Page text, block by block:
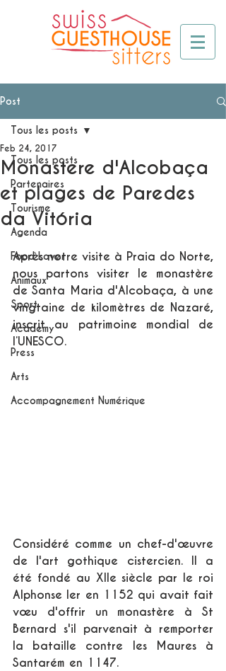
Post
Tous les posts
Partenaires
Tourisme
Agenda
Food Lover
Animaux
Sport
Academy
Press
Arts
Accompagnement Numérique
Tous les posts
Monastere d'Alcobaça
et plages de Paredes
da Vitória
Feb 24, 2017
Après notre visite à Praia do Norte,
nous partons visiter le monastère
de Santa Maria d'Alcobaça, à une
vingtaine de kilomètres de Nazaré,
inscrit au patrimoine mondial de
l’UNESCO.
Considéré comme un chef-d'œuvre
de l'art gothique cistercien. Il a
été fondé au XIIe siècle par le roi
Alphonse Ier en 1152 qui avait fait
vœu d'offrir un monastère à St
Bernard s'il parvenait à remporter
la bataille contre les Maures à
Santarém en 1147.